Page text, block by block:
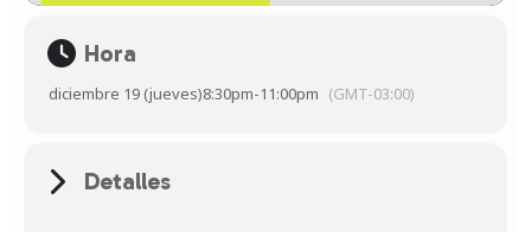
Hora
diciembre 19 (jueves)8:30pm-11:00pm (GMT-03:00)
Detalles